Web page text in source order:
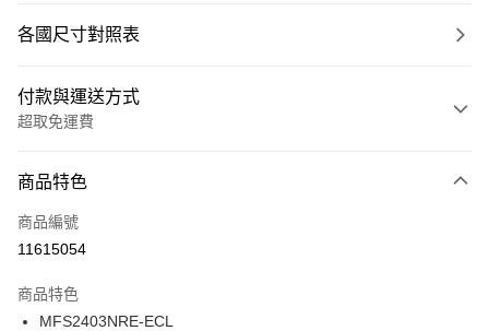
各國尺寸對照表
付款與運送方式
超取免運費
信用卡一次付款
LINE Pay
Google Pay
商品特色
商品編號
11615054
商品特色
MFS2403NRE-ECL